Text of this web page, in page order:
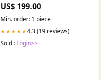
Väggkalender – 12 månader
med konstnärlig kattig humor!
✨🎨 Sports & Outdoors
US$ 199.00
Min. order: 1 piece
★★★★★4.3 (19 reviews)
Sold : Login>>